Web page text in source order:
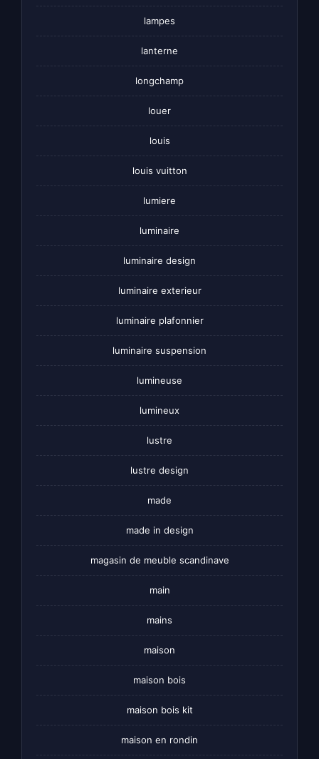
lampes
lanterne
longchamp
louer
louis
louis vuitton
lumiere
luminaire
luminaire design
luminaire exterieur
luminaire plafonnier
luminaire suspension
lumineuse
lumineux
lustre
lustre design
made
made in design
magasin de meuble scandinave
main
mains
maison
maison bois
maison bois kit
maison en rondin